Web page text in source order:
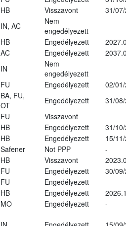
HB Visszavont
31/
IN, AC
Nem
engedélyezett
HB Engedélyezett
AC Engedélyezett
IN
Nem
engedélyezett
FU Engedélyezett
02/
BA, FU,
OT
Engedélyezett
31/
FU
Visszavont
HB Engedélyezett
31/
HB Engedélyezett
15/
Safener Not PPP
-
HB Visszavont
FU Engedélyezett
30/
FU
Engedélyezett
HB Engedélyezett
MO Engedélyezett
-